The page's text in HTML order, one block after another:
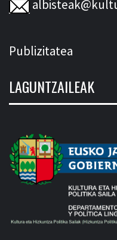
Publizitatea
LAGUNTZAILEAK